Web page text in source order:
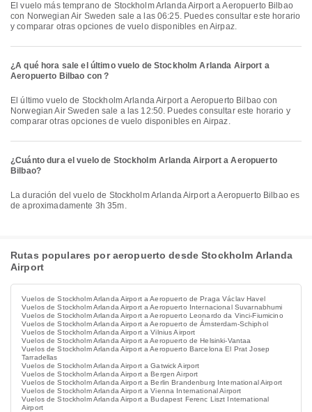
El vuelo más temprano de Stockholm Arlanda Airport a Aeropuerto Bilbao
con Norwegian Air Sweden sale a las 06:25. Puedes consultar este horario
y comparar otras opciones de vuelo disponibles en Airpaz.
¿A qué hora sale el último vuelo de Stockholm Arlanda Airport a
Aeropuerto Bilbao con ?
El último vuelo de Stockholm Arlanda Airport a Aeropuerto Bilbao con
Norwegian Air Sweden sale a las 12:50. Puedes consultar este horario y
comparar otras opciones de vuelo disponibles en Airpaz.
¿Cuánto dura el vuelo de Stockholm Arlanda Airport a Aeropuerto
Bilbao?
La duración del vuelo de Stockholm Arlanda Airport a Aeropuerto Bilbao es
de aproximadamente 3h 35m.
Rutas populares por aeropuerto desde Stockholm Arlanda
Airport
Vuelos de Stockholm Arlanda Airport a Aeropuerto de Praga Václav Havel
Vuelos de Stockholm Arlanda Airport a Aeropuerto Internacional Suvarnabhumi
Vuelos de Stockholm Arlanda Airport a Aeropuerto Leonardo da Vinci-Fiumicino
Vuelos de Stockholm Arlanda Airport a Aeropuerto de Ámsterdam-Schiphol
Vuelos de Stockholm Arlanda Airport a Vilnius Airport
Vuelos de Stockholm Arlanda Airport a Aeropuerto de Helsinki-Vantaa
Vuelos de Stockholm Arlanda Airport a Aeropuerto Barcelona El Prat Josep
Tarradellas
Vuelos de Stockholm Arlanda Airport a Gatwick Airport
Vuelos de Stockholm Arlanda Airport a Bergen Airport
Vuelos de Stockholm Arlanda Airport a Berlin Brandenburg International Airport
Vuelos de Stockholm Arlanda Airport a Vienna International Airport
Vuelos de Stockholm Arlanda Airport a Budapest Ferenc Liszt International
Airport